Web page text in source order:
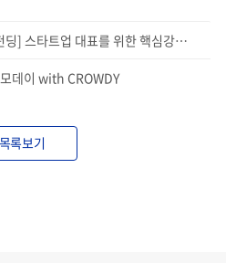
트업 대표를 위한 핵심강의+밀착멘토링!
데이 with CROWDY
목록보기